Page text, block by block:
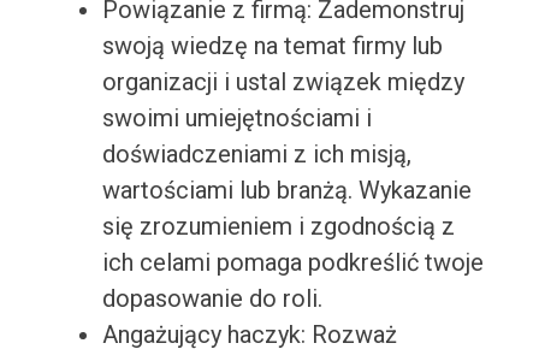
Powiązanie z firmą: Zademonstruj
swoją wiedzę na temat firmy lub
organizacji i ustal związek między
swoimi umiejętnościami i
doświadczeniami z ich misją,
wartościami lub branżą. Wykazanie
się zrozumieniem i zgodnością z
ich celami pomaga podkreślić twoje
dopasowanie do roli.
Angażujący haczyk: Rozważ